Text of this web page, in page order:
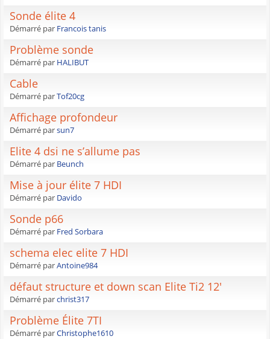
Sonde élite 4
Démarré par Francois tanis
Problème sonde
Démarré par HALIBUT
Cable
Démarré parTof20cg
Affichage profondeur
Démarré parsun7
Elite 4 dsi ne s’allume pas
Démarré par Beunch
Mise à jour élite 7 HDI
Démarré par Davido
Sonde p66
Démarré par Fred Sorbara
schema elec elite 7 HDI
Démarré parAntoine984
défaut structure et down scan Elite Ti2 12'
Démarré parchrist317
Problème Élite 7TI
Démarré parChristophe1610